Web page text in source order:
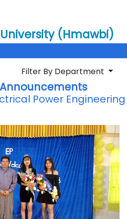
(Hmawbi)
Filter By Department
Power Engineering